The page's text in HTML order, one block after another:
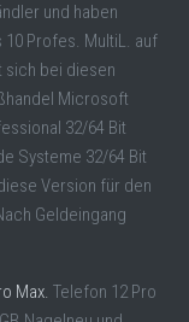
und haben
10 Profes. MultiL. auf
sich bei diesen
Microsoft
32/64 Bit
Systeme 32/64 Bit
Version für den
Geldeingang
Max. Telefon 12 Pro